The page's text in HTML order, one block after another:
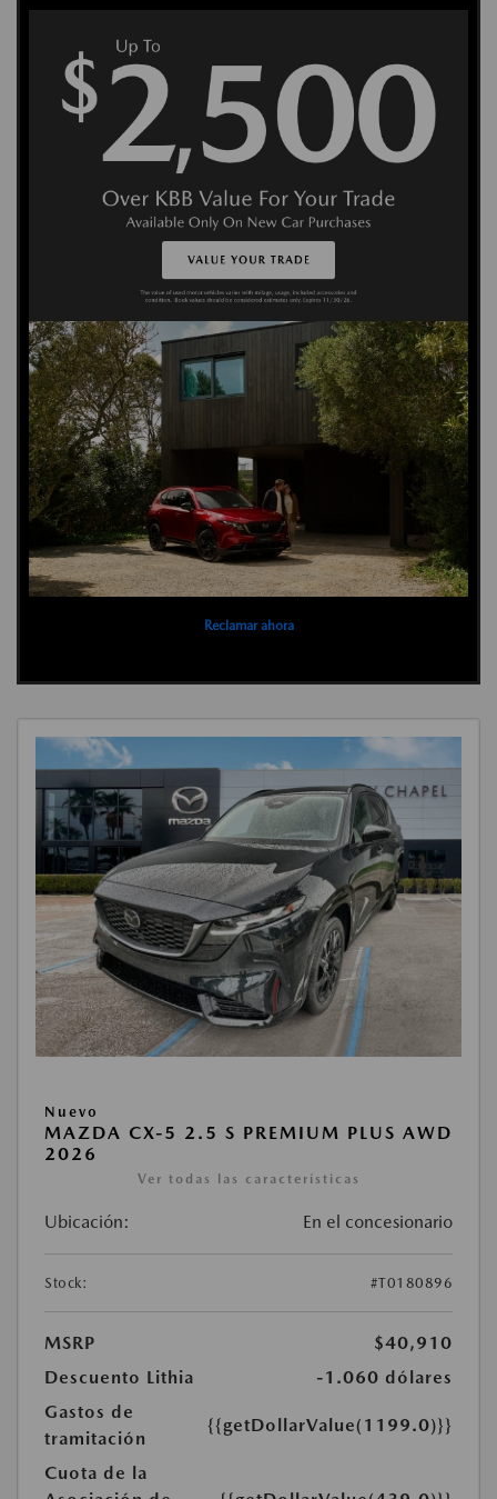
Reclamar ahora
Nuevo
MAZDA CX-5 2.5 S PREMIUM PLUS AWD
2026
Ver todas las características
Ubicación: En el concesionario
Stock: #T0180896
MSRP
$40,910
Descuento Lithia
-1.060 dólares
Gastos de
tramitación
{{getDollarValue(1199.0)}}
Cuota de la